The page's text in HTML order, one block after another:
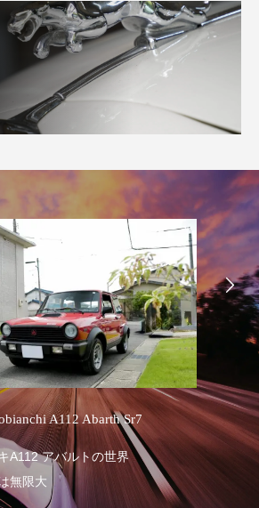
A112 Abarth Sr7
A112 アバルトの世界
無限大